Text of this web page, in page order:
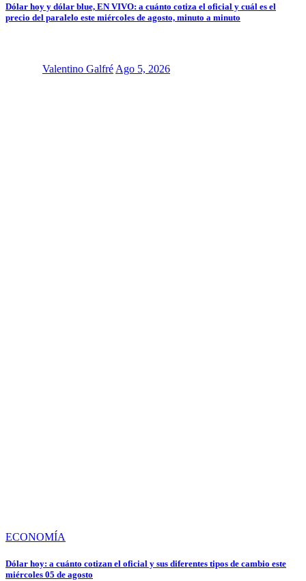
Dólar hoy y dólar blue, EN VIVO: a cuánto cotiza el oficial y cuál es el
precio del paralelo este miércoles de agosto, minuto a minuto
Valentino Galfré Ago 5, 2026
ECONOMÍA
Dólar hoy: a cuánto cotizan el oficial y sus diferentes tipos de cambio este
miércoles 05 de agosto